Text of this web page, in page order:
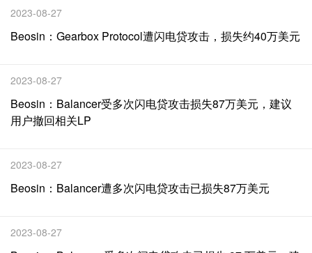
2023-08-27
Beosin：Gearbox Protocol遭闪电贷攻击，损失约40万美元
2023-08-27
Beosin：Balancer受多次闪电贷攻击损失87万美元，建议
用户撤回相关LP
2023-08-27
Beosin：Balancer遭多次闪电贷攻击已损失87万美元
2023-08-27